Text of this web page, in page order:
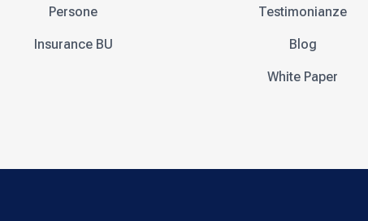
Persone
Insurance BU
Testimonianze
Blog
White Paper